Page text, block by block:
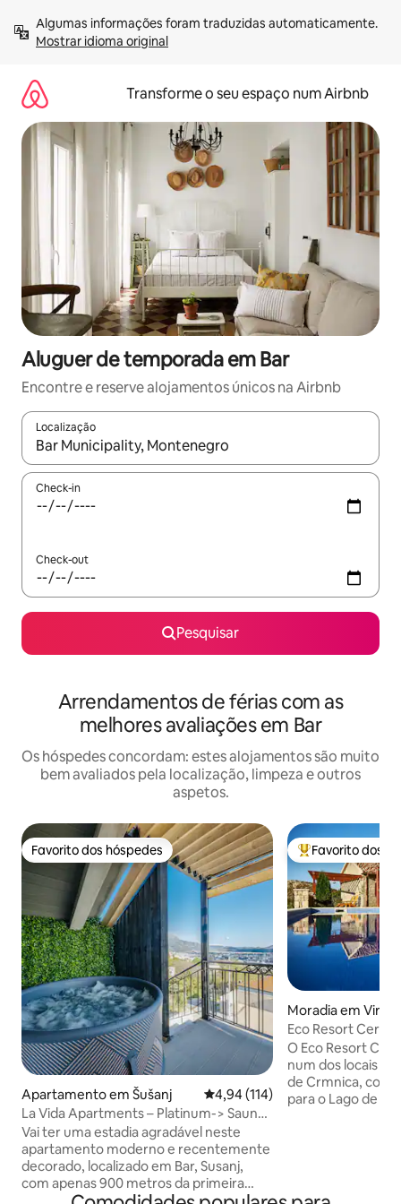
para
Mostrar idioma original
Transforme o seu espaço num Airbnb
Aluguer de temporada em Bar
Encontre e reserve alojamentos únicos na Airbnb
Localização
Quando os resultados estiverem disponíveis, navegue com
Check-in
Check-out
Pesquisar
Arrendamentos de férias com as
melhores avaliações em Bar
Os hóspedes concordam: estes alojamentos são muito
bem avaliados pela localização, limpeza e outros
aspetos.
Favorito dos hóspedes
Favorito dos hóspedes
Apartamento em Šušanj Classificação média de 4,94 em
4,94 (114)
La Vida Apartments – Platinum-> Sauna,
jacuzzi, ginásio
Vai ter uma estadia agradável neste
apartamento moderno e recentemente
decorado, localizado em Bar, Susanj,
com apenas 900 metros da primeira
praia , com vista para o mar e terraços.
Favoritos dos
Favorito dos
Moradia em
Eco Resort
O Eco Resort
num dos locais
de Crmnica, com
para o Lago de